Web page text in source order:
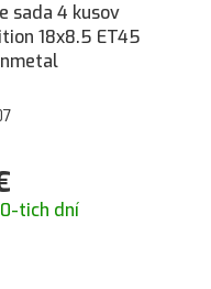
sada 4 kusov
18x8.5 ET45
tich dní